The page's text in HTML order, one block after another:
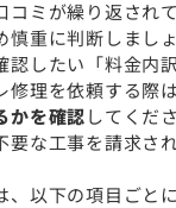
コミが繰り返され
重に判断しましょ
したい「料金内訳
理を依頼する際は
かを確認してくだ
要な工事を請求さ
、以下の項目ごと